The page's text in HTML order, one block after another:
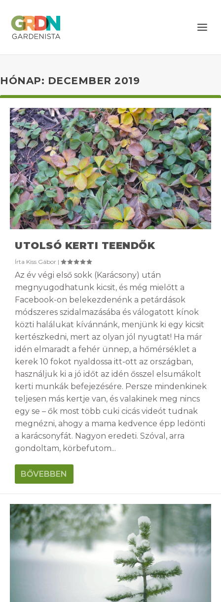
HÓNAP: DECEMBER 2019
UTOLSÓ KERTI TEENDŐK
Írta Kiss Gábor |
Az év végi első sokk (Karácsony) után
megnyugodhatunk kicsit, és még mielőtt a
Facebook-on belekezdenénk a petárdások
módszeres szidalmazásába és válogatott kínok
közti halálukat kívánnánk, menjünk ki egy kicsit
kertészkedni, mert az olyan jól nyugtat! Ha már
idén elmaradt a fehér ünnep, a hőmérséklet a
kerek 10 fokot nyaldossa itt-ott az országban,
használjuk ki a jó időt az idén ősszel elsumákolt
kerti munkák befejezésére. Persze mindenkinek
teljesen más kertje van, és valakinek meg nincs
egy se – ők most több cuki cicás videót tudnak
megnézni, ahogy a mama kedvence épp ledönti
a karácsonyfát. Nagyon eredeti. Szóval, arra
gondoltam, körbefutom...
BŐVEBBEN